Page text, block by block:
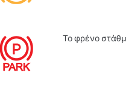
Το φρένο